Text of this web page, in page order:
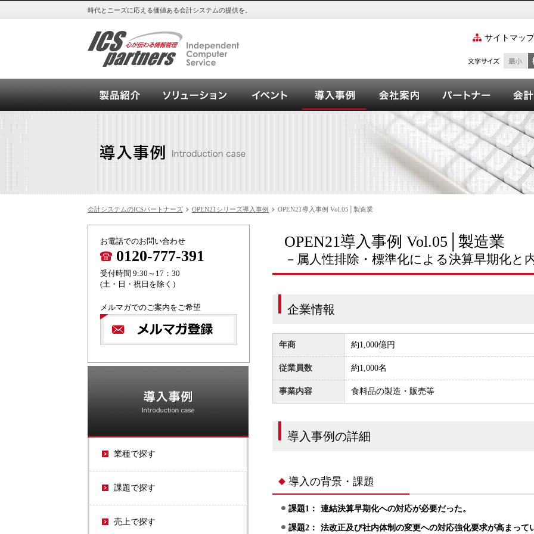
時代とニーズに応える価値ある会計システムの提供を。
サイトマップ
会計システム_OPEN21シリーズご紹介
ソリューション イベント OPEN21シリーズ導入事例
会社案内 パート
会計システムのICSパートナーズ OPEN21シリーズ導入事例 OPEN21導入事例 Vol.05│製造業
お電話でのお問い合わせ
0120-777-391
受付時間 9:30～17：30
(土・日・祝日を除く）
メルマガでのご案内をご希望
OPEN21シリーズ導入事例
業種で探す
課題で探す
売上で探す
OPEN21導入事例 Vol.05│製造業
－属人性排除・標準化による決算早期化と
企業情報
年商 約1,000億円
従業員数 約1,000名
事業内容 食料品の製造・販売等
導入事例の詳細
導入の背景・課題
課題1： 連結決算早期化への対応が必要だった。
課題2： 法改正及び社内体制の変更への対応強化要求が高まって